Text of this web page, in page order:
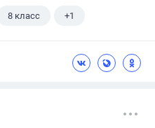
8 класс +1